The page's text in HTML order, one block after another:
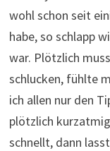
wohl schon seit
habe, so schlapp
war. Plötzlich
schlucken, fühlte
ich allen nur den
plötzlich
schnellt, dann